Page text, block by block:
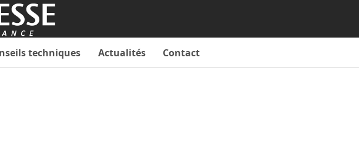
techniques Actualités Contact